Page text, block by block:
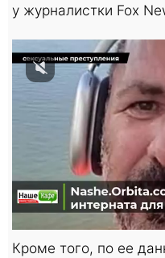
у журналистки Fox
Кроме того, по ее